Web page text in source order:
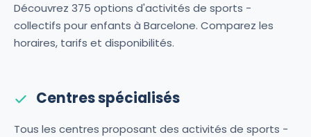
Découvrez 375 options d'activités de sports -
collectifs pour enfants à Barcelone. Comparez les
horaires, tarifs et disponibilités.
Centres spécialisés
Tous les centres proposant des activités de sports -